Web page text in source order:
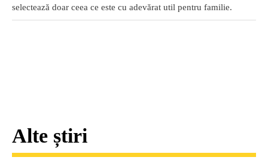
selectează doar ceea ce este cu adevărat util pentru familie.
Alte știri